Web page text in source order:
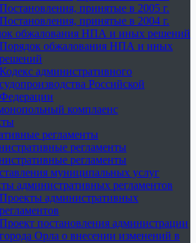
Постановления, принятые в 2005 г.
Постановления, принятые в 2004 г.
обжалования НПА и иных решений
Порядок обжалования НПА и иных
решений
Кодекс административного
судопроизводства Российской
Федерации
комплаенс
регламенты
регламенты
регламенты
муниципальных услуг
административных регламентов
Проекты административных
регламентов
Проект постановления администрации
города Орла о внесении изменений в